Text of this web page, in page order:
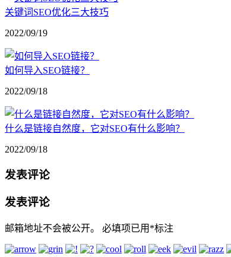
关键词SEO优化三大技巧
2022/09/19
如何导入SEO链接？
2022/09/18
什么是链接自然度，它对SEO有什么影响？
2022/09/18
发表评论
发表评论
邮箱地址不会被公开。 必填项已用 *标注